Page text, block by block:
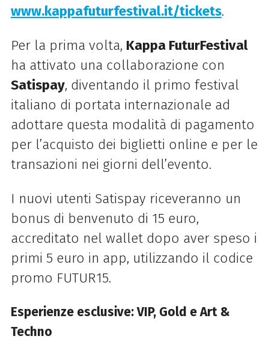
www.kappafuturfestival.it/tickets.
Per la prima volta, Kappa FuturFestival
ha attivato una collaborazione con
Satispay, diventando il primo festival
italiano di portata internazionale ad
adottare questa modalità di pagamento
per l’acquisto dei biglietti online e per le
transazioni nei giorni dell’evento.
I nuovi utenti Satispay riceveranno un
bonus di benvenuto di 15 euro,
accreditato nel wallet dopo aver speso i
primi 5 euro in app, utilizzando il codice
promo FUTUR15.
Esperienze esclusive: VIP, Gold e Art &
Techno